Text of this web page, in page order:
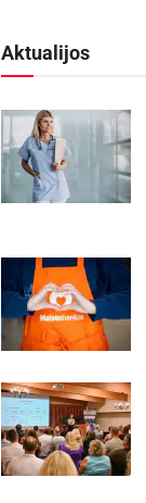
Aktualijos